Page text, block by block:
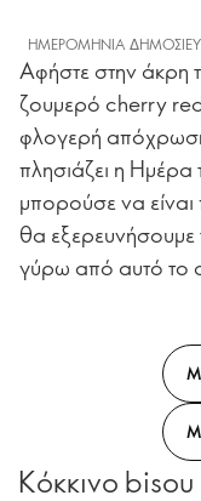
ΗΜΕΡΟΜΗΝΊΑ
Αφήστε στην άκρη
ζουμερό cherry red
φλογερή απόχρωση
πλησιάζει η
μπορούσε να
θα εξερευνήσουμε
γύρω από αυτό το
Κόκκινο bisou